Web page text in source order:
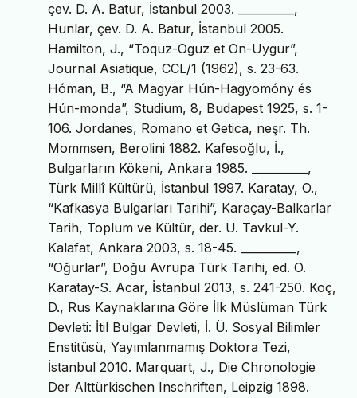
çev. D. A. Batur, İstanbul 2003. __________,
Hunlar, çev. D. A. Batur, İstanbul 2005.
Hamilton, J., “Toquz-Oguz et On-Uygur”,
Journal Asiatique, CCL/1 (1962), s. 23-63.
Hóman, B., “A Magyar Hún-Hagyomóny és
Hún-monda”, Studium, 8, Budapest 1925, s. 1-
106. Jordanes, Romano et Getica, neşr. Th.
Mommsen, Berolini 1882. Kafesoğlu, İ.,
Bulgarların Kökeni, Ankara 1985. __________,
Türk Millî Kültürü, İstanbul 1997. Karatay, O.,
“Kafkasya Bulgarları Tarihi”, Karaçay-Balkarlar
Tarih, Toplum ve Kültür, der. U. Tavkul-Y.
Kalafat, Ankara 2003, s. 18-45. __________,
“Oğurlar”, Doğu Avrupa Türk Tarihi, ed. O.
Karatay-S. Acar, İstanbul 2013, s. 241-250. Koç,
D., Rus Kaynaklarına Göre İlk Müslüman Türk
Devleti: İtil Bulgar Devleti, İ. Ü. Sosyal Bilimler
Enstitüsü, Yayımlanmamış Doktora Tezi,
İstanbul 2010. Marquart, J., Die Chronologie
Der Alttürkischen Inschriften, Leipzig 1898.